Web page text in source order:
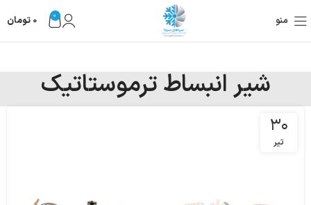
منو 0
0 تومان
شیر انبساط ترموستاتیک
۳۰
تیر